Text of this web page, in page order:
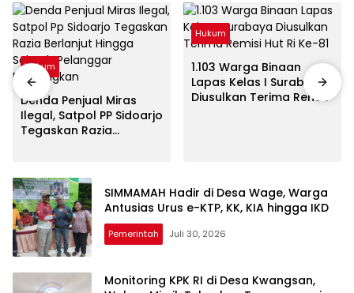
Hukum
Denda Penjual Miras
Ilegal, Satpol PP Sidoarjo
Tegaskan Razia
Hukum
1.103 Warga Binaan
Lapas Kelas I Surabaya
Diusulkan Terima Remisi
SIMMAMAH Hadir di Desa Wage, Warga
Antusias Urus e-KTP, KK, KIA hingga IKD
Pemerintah Juli 30, 2026
Monitoring KPK RI di Desa Kwangsan,